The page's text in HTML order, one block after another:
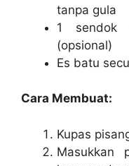
tanpa gula
1 sendok
(opsional)
Es batu
Cara Membuat:
Kupas
Masukkan